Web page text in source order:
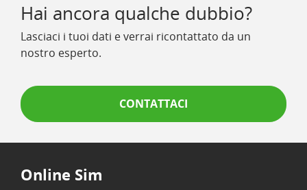
Hai ancora qualche dubbio?
Lasciaci i tuoi dati e verrai ricontattato da un
nostro esperto.
CONTATTACI
Online Sim